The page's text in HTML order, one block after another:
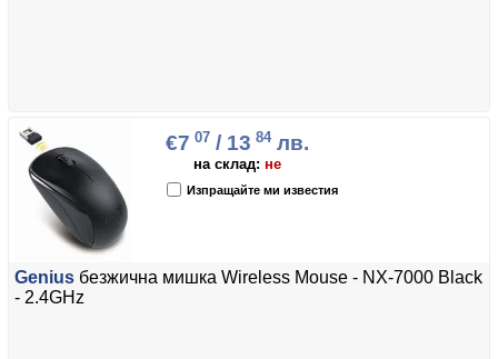
€7 07 / 13 84лв.
на склад: не
Изпращайте ми известия
Genius безжична мишка Wireless Mouse - NX-7000 Black
- 2.4GHz